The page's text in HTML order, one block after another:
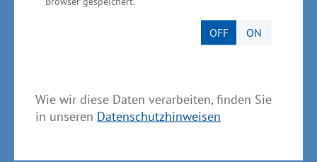
OFF ON
Wie wir diese Daten verarbeiten, finden Sie
in unseren Datenschutzhinweisen
der eingesetzten Technologie wird der Bus eine
Reichweite von 350 km und mehr mit einer
umgekehrte Elektrolyse von Wasser erzeugt